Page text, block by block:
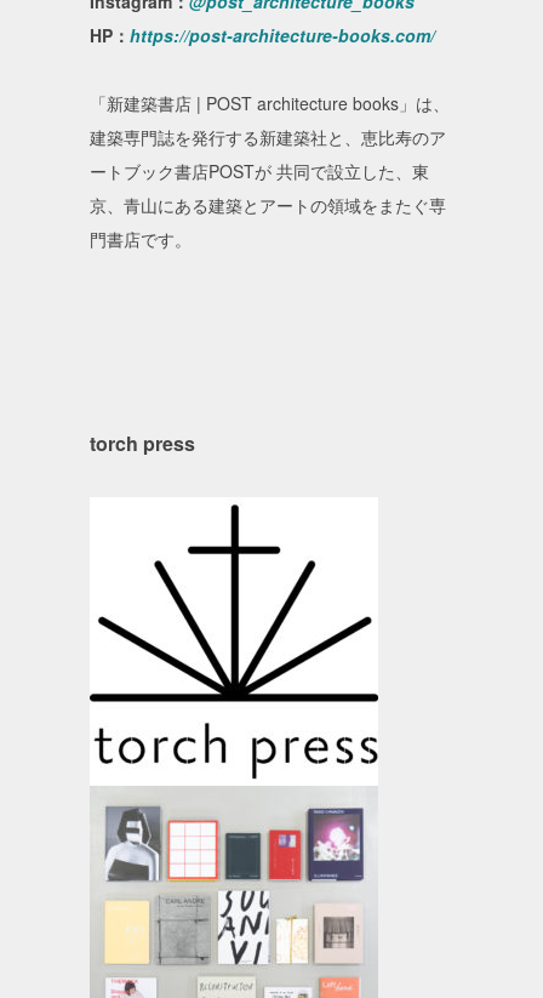
HP： https://post-architecture-books.com/
「新建築書店 | POST architecture books」は、
建築専門誌を発行する新建築社と、恵比寿のア
ートブック書店POSTが 共同で設立した、東
京、青山にある建築とアートの領域をまたぐ専
門書店です。
torch press